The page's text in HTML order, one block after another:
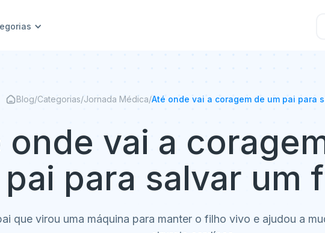
Blog/Categorias/Jornada Médica/Até onde vai a coragem de um pai para
onde vai a
pai para salvar um
que virou uma máquina para manter o filho vivo e ajudou a